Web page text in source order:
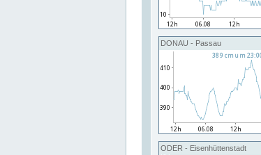
DONAU - Passau
ODER - Eisenhüttenstadt